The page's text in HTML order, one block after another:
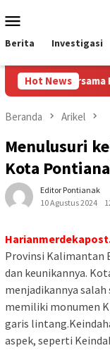
ke
kontenMobile
Berita Investigasi
Hot News
Rakyat dalam
Beranda Arikel
Menulusuri
Kota
Editor Pontianak
10 Agustus 2024
Provinsi Kalimantan
dan keunikannya.
menjadikannya
memiliki monumen
garis
aspek, seperti